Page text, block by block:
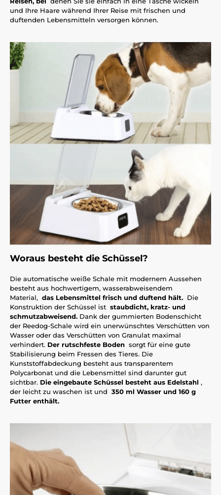
und Ihre Haare während Ihrer Reise mit frischen und
duftenden Lebensmitteln versorgen können.
Woraus besteht die Schüssel?
Die automatische weiße Schale mit modernem Aussehen
besteht aus hochwertigem, wasserabweisendem
Material, das Lebensmittel frisch und duftend hält. Die
Konstruktion der Schüssel ist staubdicht, kratz- und
schmutzabweisend. Dank der gummierten Bodenschicht
der Reedog-Schale wird ein unerwünschtes Verschütten von
Wasser oder das Verschütten von Granulat maximal
verhindert. Der rutschfeste Boden sorgt für eine gute
Stabilisierung beim Fressen des Tieres. Die
Kunststoffabdeckung besteht aus transparentem
Polycarbonat und die Lebensmittel sind darunter gut
sichtbar. Die eingebaute Schüssel besteht aus Edelstahl ,
der leicht zu waschen ist und 350 ml Wasser und 160 g
Futter enthält.